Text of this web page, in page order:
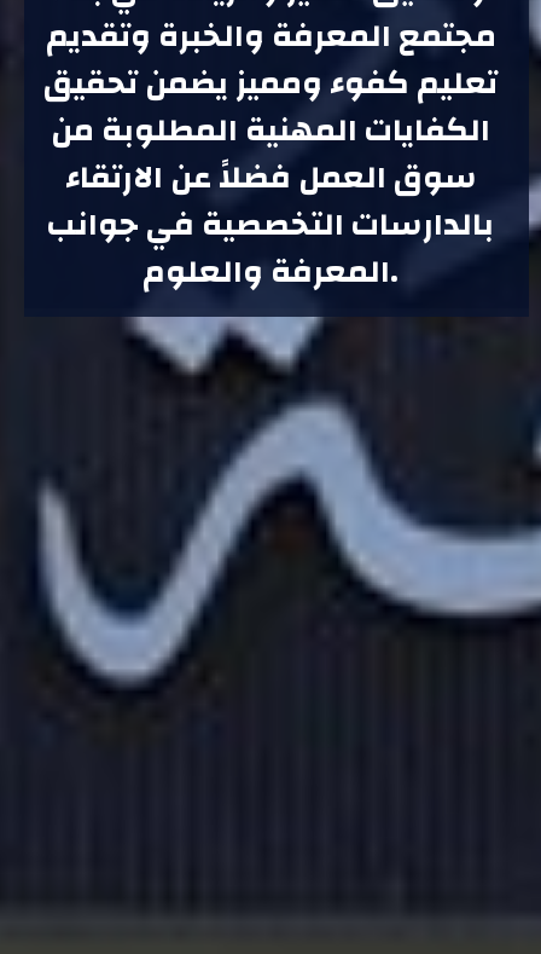
مجتمع المعرفة والخبرة وتقديم
تعليم كفوء ومميز يضمن تحقيق
الكفايات المهنية المطلوبة من
سوق العمل فضلاً عن الارتقاء
بالدارسات التخصصية في جوانب
المعرفة والعلوم.